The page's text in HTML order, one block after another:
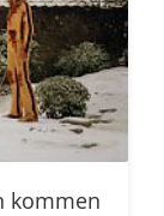
kommen